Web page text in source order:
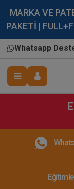
MARKA VE
PAKETİ |
Whatsapp